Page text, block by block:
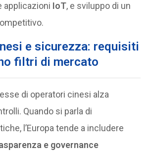
applicazioni IoT, e sviluppo di un
e sicurezza: requisiti
filtri di mercato
di operatori cinesi alza
Quando si parla di
l’Europa tende a includere
e governance